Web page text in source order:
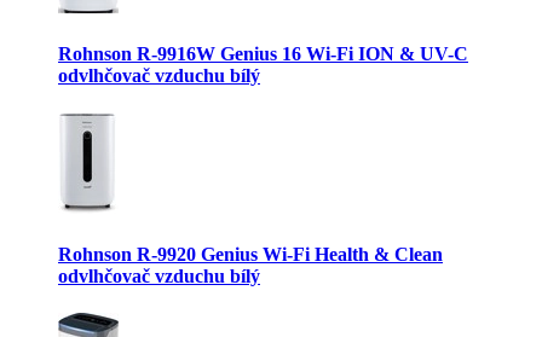
Rohnson R-9916W Genius 16 Wi-Fi ION & UV-C
odvlhčovač vzduchu bílý
Rohnson R-9920 Genius Wi-Fi Health & Clean
odvlhčovač vzduchu bílý